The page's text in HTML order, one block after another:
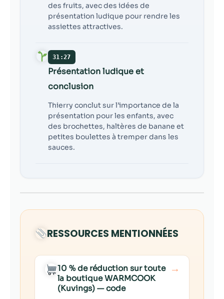
des fruits, avec des idées de
présentation ludique pour rendre les
assiettes attractives.
31:27
Présentation ludique et
conclusion
Thierry conclut sur l’importance de la
présentation pour les enfants, avec
des brochettes, haltères de banane et
petites boulettes à tremper dans les
sauces.
RESSOURCES MENTIONNÉES
10 % de réduction sur toute
la boutique WARMCOOK
(Kuvings) — code
→